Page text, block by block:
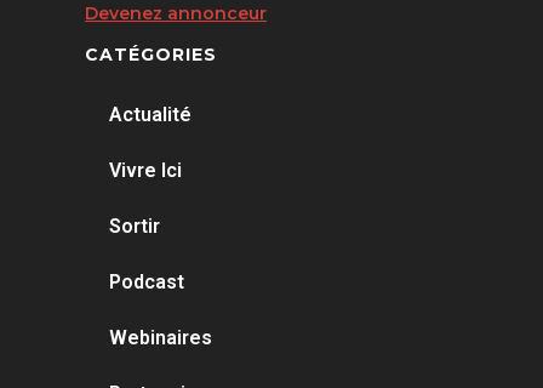
Devenez annonceur
CATÉGORIES
Actualité
Vivre Ici
Sortir
Podcast
Webinaires